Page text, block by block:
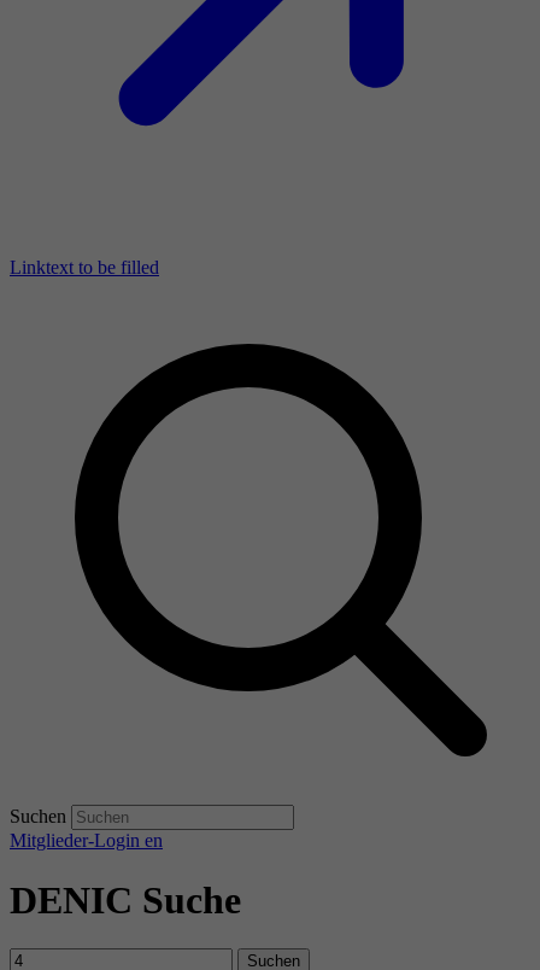
Linktext to be filled
Suchen
Mitglieder-Login en
DENIC Suche
Suchen